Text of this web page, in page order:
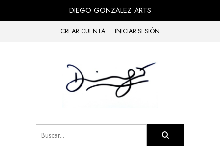
DIEGO GONZALEZ ARTS
CREAR CUENTA INICIAR SESIÓN